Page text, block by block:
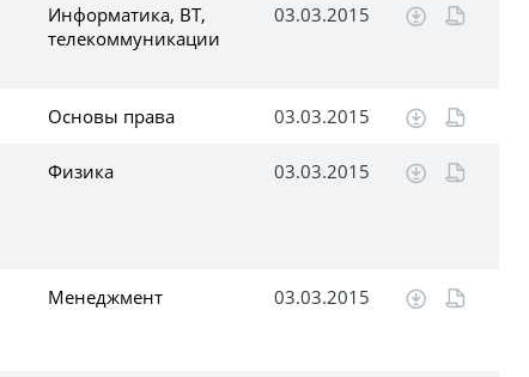
Информатика, ВТ,
телекоммуникации
03.03.2015
Основы права 03.03.2015
Физика 03.03.2015
Менеджмент 03.03.2015